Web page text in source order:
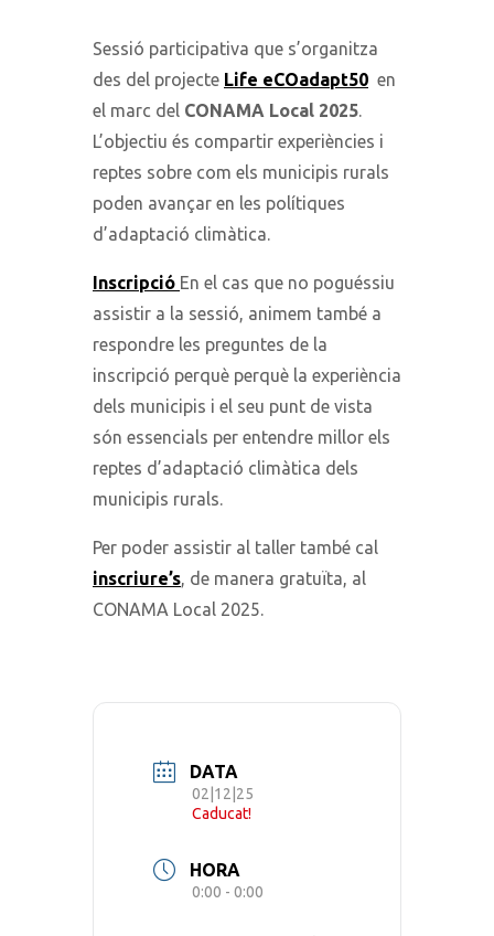
Sessió participativa que s’organitza
des del projecte Life eCOadapt50 en
el marc del CONAMA Local 2025.
L’objectiu és compartir experiències i
reptes sobre com els municipis rurals
poden avançar en les polítiques
d’adaptació climàtica.
Inscripció En el cas que no poguéssiu
assistir a la sessió, animem també a
respondre les preguntes de la
inscripció perquè perquè la experiència
dels municipis i el seu punt de vista
són essencials per entendre millor els
reptes d’adaptació climàtica dels
municipis rurals.
Per poder assistir al taller també cal
inscriure’s, de manera gratuïta, al
CONAMA Local 2025.
DATA
02|12|25
Caducat!
HORA
0:00 - 0:00